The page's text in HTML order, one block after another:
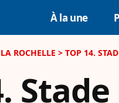
À la une
ROCHELLE > TOP 14.